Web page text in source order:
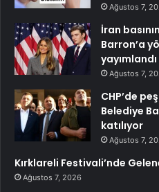
Ağustos 7,
İran
Barron’a
yayımlandı
Ağustos 7,
CHP’de
Belediye
katılıyor
Ağustos 7,
Kırklareli Festivali’nde
Ağustos 7, 2026